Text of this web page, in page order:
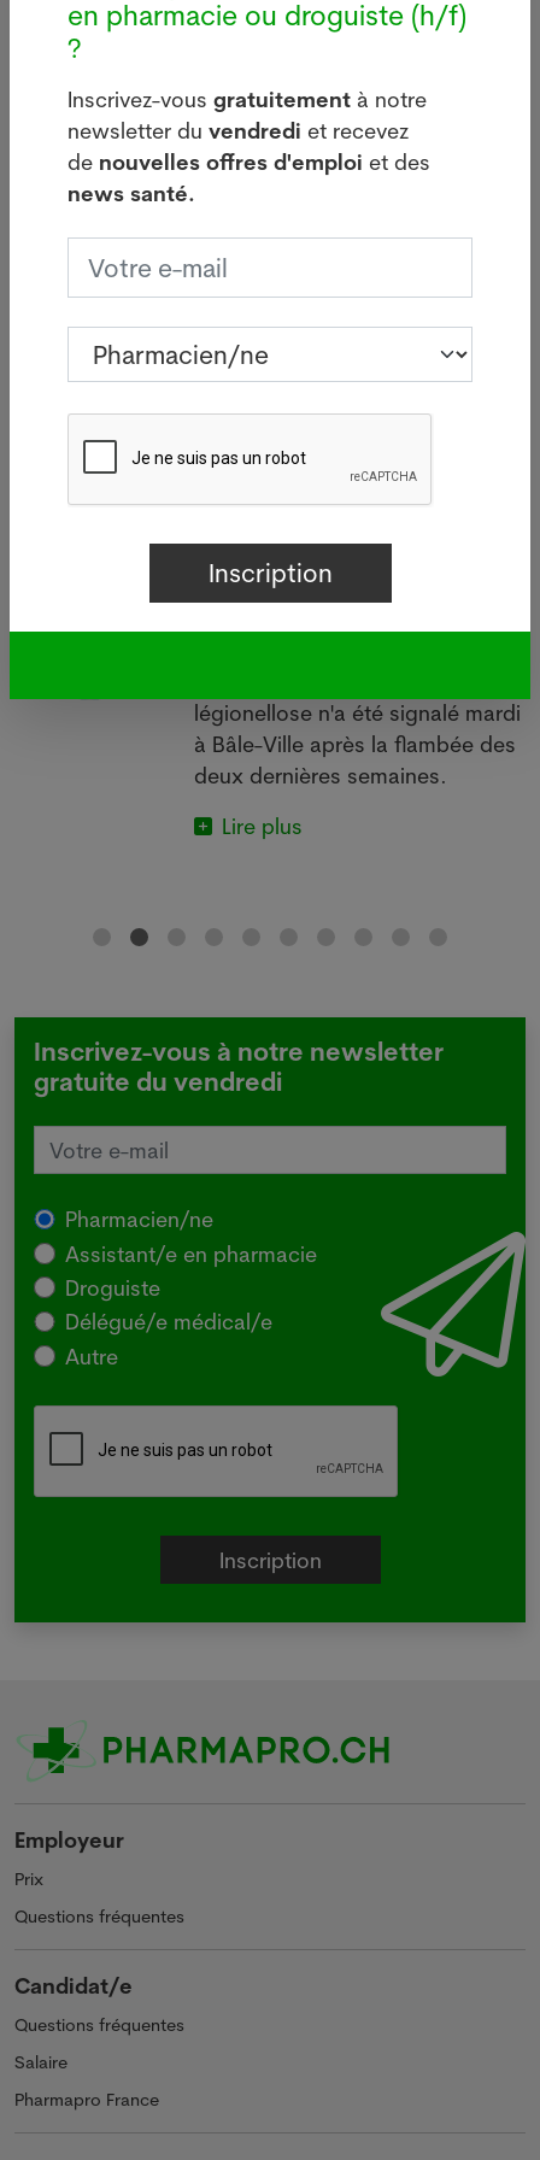
ayant été infectés par le coronavirus peuvent
développer un Covid long, avec des symptômes
confusion mentale et la fatigue.
Le 23 mai 2022. Sources : Keystone-ATS. Crédits
photos: Adobe Stock, Pixabay ou Pharmanetis Sàrl
Dernières news
Légionellose à Bâle : source
d'infections sur le bâtiment de
Manor
légionellose n'a été signalé mardi
à Bâle-Ville après la flambée des
deux dernières semaines.
Lire plus
Inscrivez-vous à notre newsletter
gratuite du vendredi
Pharmacien/ne
Assistant/e en pharmacie
Droguiste
Délégué/e médical/e
Autre
Employeur
Prix
Questions fréquentes
Candidat/e
Questions fréquentes
Salaire
Pharmapro France
en pharmacie ou droguiste (h/f)
?
Inscrivez-vous gratuitement à notre
newsletter du vendredi et recevez
de nouvelles offres d'emploi et des
news santé.